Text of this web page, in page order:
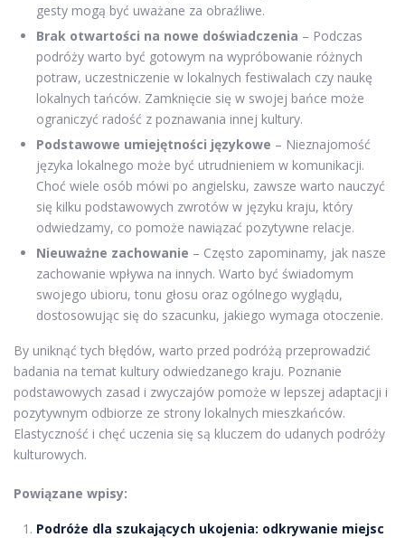
gesty mogą być uważane za obraźliwe.
Brak otwartości na nowe doświadczenia – Podczas
podróży warto być gotowym na wypróbowanie różnych
potraw, uczestniczenie w lokalnych festiwalach czy naukę
lokalnych tańców. Zamknięcie się w swojej bańce może
ograniczyć radość z poznawania innej kultury.
Podstawowe umiejętności językowe – Nieznajomość
języka lokalnego może być utrudnieniem w komunikacji.
Choć wiele osób mówi po angielsku, zawsze warto nauczyć
się kilku podstawowych zwrotów w języku kraju, który
odwiedzamy, co pomoże nawiązać pozytywne relacje.
Nieuważne zachowanie – Często zapominamy, jak nasze
zachowanie wpływa na innych. Warto być świadomym
swojego ubioru, tonu głosu oraz ogólnego wyglądu,
dostosowując się do szacunku, jakiego wymaga otoczenie.
By uniknąć tych błędów, warto przed podróżą przeprowadzić
badania na temat kultury odwiedzanego kraju. Poznanie
podstawowych zasad i zwyczajów pomoże w lepszej adaptacji i
pozytywnym odbiorze ze strony lokalnych mieszkańców.
Elastyczność i chęć uczenia się są kluczem do udanych podróży
kulturowych.
Powiązane wpisy:
Podróże dla szukających ukojenia: odkrywanie miejsc